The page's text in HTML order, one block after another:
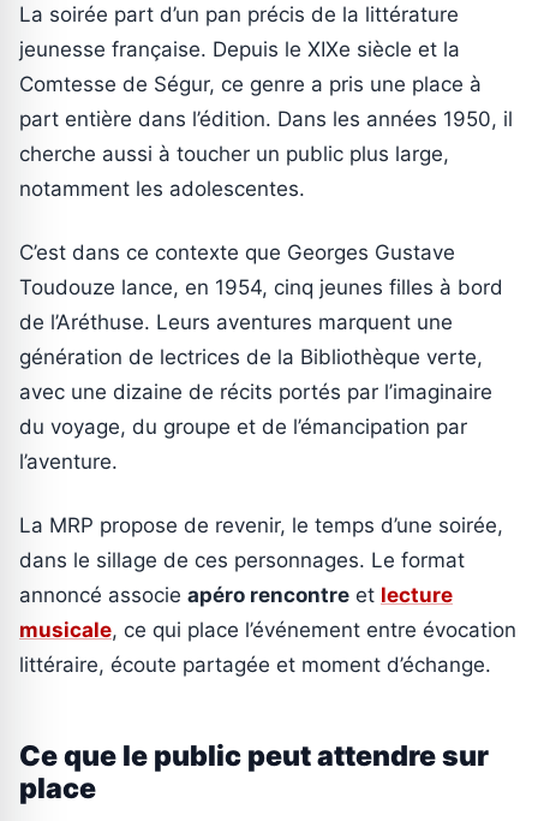
La soirée part d’un pan précis de la littérature
jeunesse française. Depuis le XIXe siècle et la
Comtesse de Ségur, ce genre a pris une place à
part entière dans l’édition. Dans les années 1950, il
cherche aussi à toucher un public plus large,
notamment les adolescentes.
C’est dans ce contexte que Georges Gustave
Toudouze lance, en 1954, cinq jeunes filles à bord
de l’Aréthuse. Leurs aventures marquent une
génération de lectrices de la Bibliothèque verte,
avec une dizaine de récits portés par l’imaginaire
du voyage, du groupe et de l’émancipation par
l’aventure.
La MRP propose de revenir, le temps d’une soirée,
dans le sillage de ces personnages. Le format
annoncé associe apéro rencontre et lecture
musicale, ce qui place l’événement entre évocation
littéraire, écoute partagée et moment d’échange.
Ce que le public peut attendre sur
place